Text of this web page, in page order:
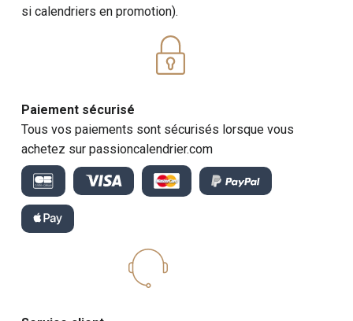
si calendriers en promotion).
Paiement sécurisé
Tous vos paiements sont sécurisés lorsque vous
achetez sur passioncalendrier.com